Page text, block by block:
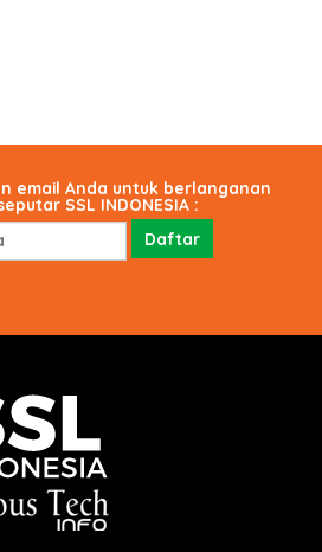
email Anda untuk berlanganan
SSL INDONESIA :